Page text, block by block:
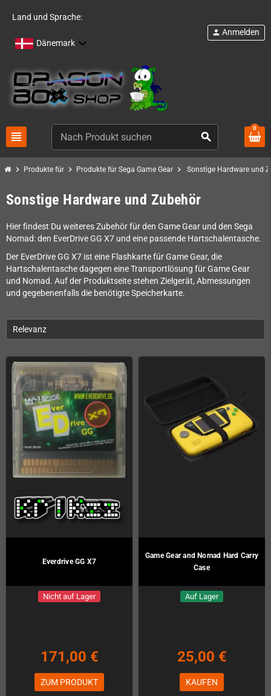
Land und Sprache:
Dänemark
view_headline search
person Anmelden
0
chevron_right Produkte für chevron_right Produkte für Sega Game Gear chevron_right Sonstige Hardware und
Sonstige Hardware und Zubehör
Hier findest Du weiteres Zubehör für den Game Gear und den Sega
Nomad: den EverDrive GG X7 und eine passende Hartschalentasche.
Der EverDrive GG X7 ist eine Flashkarte für Game Gear, die
Hartschalentasche dagegen eine Transportlösung für Game Gear
und Nomad. Auf der Produktseite stehen Zielgerät, Abmessungen
und gegebenenfalls die benötigte Speicherkarte.
Relevanz
Everdrive GG X7
Nicht auf Lager
171,00 €
ZUM PRODUKT
Game Gear and Nomad Hard Carry
Case
Auf Lager
25,00 €
KAUFEN